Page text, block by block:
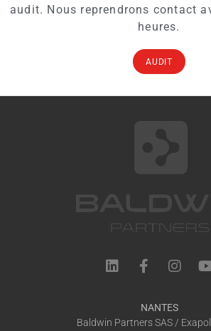
audit. Nous reprendrons contact
heures.
AUDIT
NANTES
Baldwin Partners SAS /